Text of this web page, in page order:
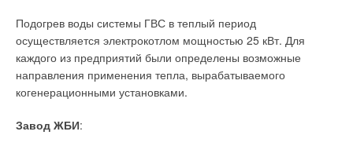
Подогрев воды системы ГВС в теплый период
осуществляется электрокотлом мощностью 25 кВт. Для
каждого из предприятий были определены возможные
направления применения тепла, вырабатываемого
когенерационными установками.
Завод ЖБИ:
Добавить комментарий
Ваше имя *
Ваш E-mail *
белья в барабане при отжиме. Например, модели фирмы
Bosch в случае дисбаланса перераспределяют белье и
только после этого начинают отжим. Помимо продления
жизненного цикла стиральной машины, устранение
дисбаланса позволяет избегать дополнительной вибрации и
алгоритмы работы помогают добиться поистине бесшумной